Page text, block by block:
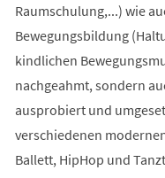
Raumschulung,...) wie
Bewegungsbildung
kindlichen
nachgeahmt, sondern
ausprobiert und
verschiedenen
Ballett, HipHop und